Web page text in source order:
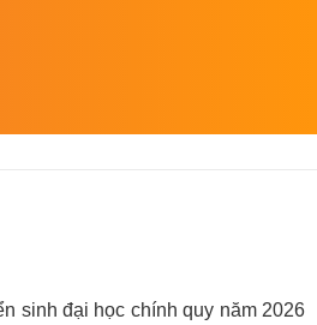
sinh đại học chính quy năm 2026